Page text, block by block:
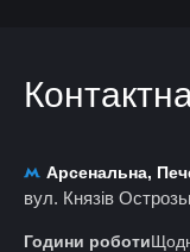
Арсенальна,
вул. Князів
Години роботи